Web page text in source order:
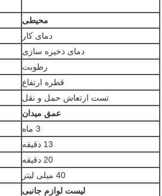
محیطی
دمای کار
دمای ذخیره سازی
رطوبت
قطره ارتفاع
تست ارتعاش حمل و نقل
عمق میدان
3 ماه
13 دقیقه
20 دقیقه
40 میلی لیتر
لیست لوازم جانبی